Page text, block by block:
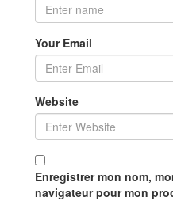
Your Email
Website
Enregistrer mon nom,
navigateur pour mon